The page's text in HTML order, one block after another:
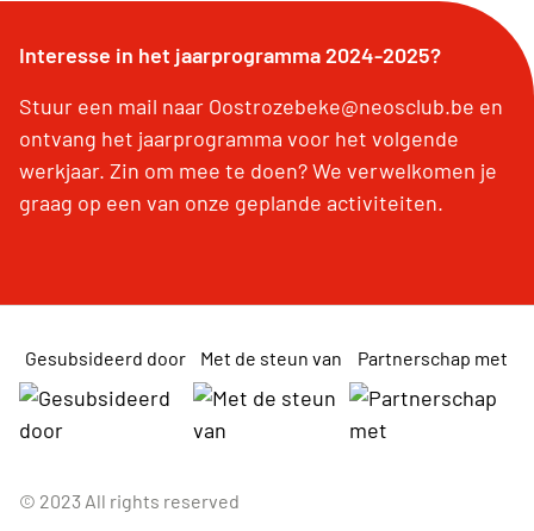
Interesse in het jaarprogramma 2024-2025?
Stuur een mail naar Oostrozebeke@neosclub.be en
ontvang het jaarprogramma voor het volgende
werkjaar. Zin om mee te doen? We verwelkomen je
graag op een van onze geplande activiteiten.
Gesubsideerd door Met de steun van Partnerschap met
© 2023 All rights reserved